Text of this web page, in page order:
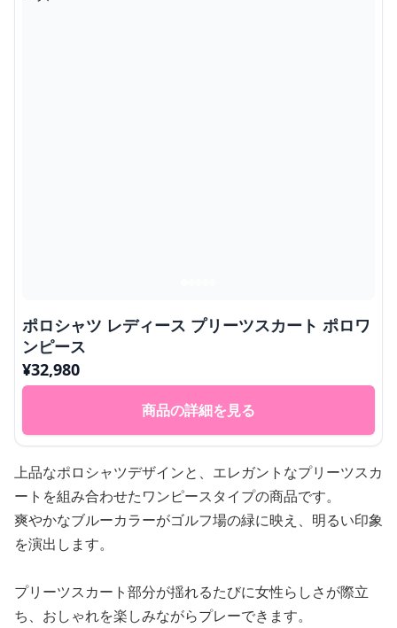
ポロシャツ レディース プリーツスカート ポロワ
ンピース
¥32,980
商品の詳細を見る
上品なポロシャツデザインと、エレガントなプリーツスカ
ートを組み合わせたワンピースタイプの商品です。
爽やかなブルーカラーがゴルフ場の緑に映え、明るい印象
を演出します。
プリーツスカート部分が揺れるたびに女性らしさが際立
ち、おしゃれを楽しみながらプレーできます。